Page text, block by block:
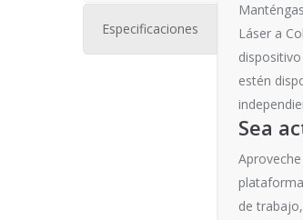
Especificaciones
Láser a
estén
Sea
de